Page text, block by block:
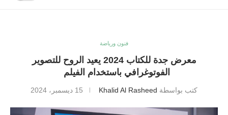
فنون ورياضة
معرض جدة للكتاب 2024 يعيد الروح للتصوير
الفوتوغرافي باستخدام الفيلم
كتب بواسطة Khalid Al Rasheed 15 ديسمبر، 2024